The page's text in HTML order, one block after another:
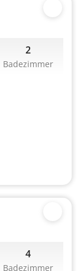
2
Badezimmer
4
Badezimmer